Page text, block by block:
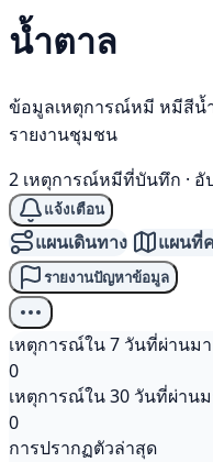
น้ำตาล
ข้อมูลเหตุการณ์หมี หมีสีน้
รายงานชุมชน
2 เหตุการณ์หมีที่บันทึก · อั
แจ้งเตือน
แผนเดินทาง แผนที่
รายงานปัญหาข้อมูล
เหตุการณ์ใน 7 วันที่ผ่านมา
0
เหตุการณ์ใน 30 วันที่ผ่าน
0
การปรากฏตัวล่าสุด